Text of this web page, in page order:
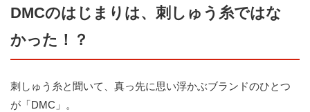
DMCのはじまりは、刺しゅう糸ではな
かった！？
刺しゅう糸と聞いて、真っ先に思い浮かぶブランドのひとつ
が「DMC」。